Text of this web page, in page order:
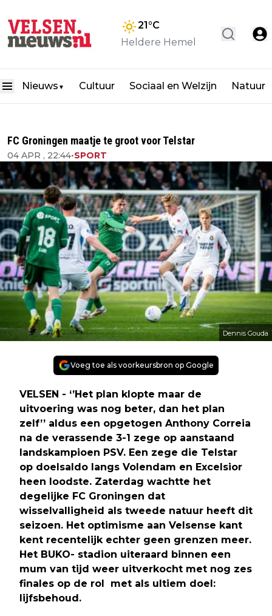
21 °C
Heldere Hemel
Nieuws ▼ Cultuur Sociaal en Welzijn Natuur
FC Groningen maatje te groot voor Telstar
04 APR , 22:44•SPORT
Dennis Gouda
Voeg toe als voorkeursbron op Google
VELSEN - ‘’Het plan klopte maar de
uitvoering was nog beter, dan het plan
zelf’’ aldus een opgetogen Anthony Correia
na de verassende 3-1 zege op aanstaand
landskampioen PSV. Een zege die Telstar
op doelsaldo langs Volendam en Excelsior
heen loodste. Zaterdag wachtte het
degelijke FC Groningen dat
wisselvalligheid als tweede natuur heeft dit
seizoen. Het optimisme aan Velsense kant
kent recentelijk echter geen grenzen meer.
Het BUKO- stadion uiteraard binnen een
mum van tijd weer uitverkocht met nog zes
finales op de rol met als ultiem doel:
lijfsbehoud.